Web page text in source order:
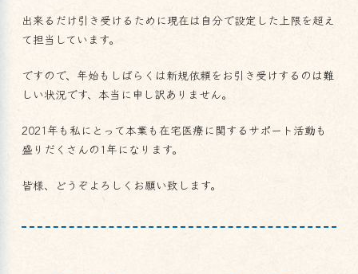
出来るだけ引き受けるために現在は自分で設定した上限を超え
て担当しています。
ですので、年始もしばらくは新規依頼をお引き受けするのは難
しい状況です、本当に申し訳ありません。
2021年も私にとって本業も在宅医療に関するサポート活動も
盛りだくさんの1年になります。
皆様、どうぞよろしくお願い致します。